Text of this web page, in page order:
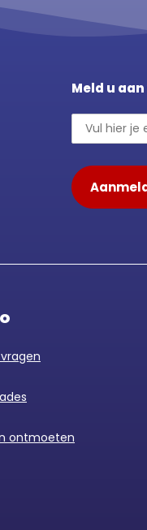
Meld u
ontmoeten